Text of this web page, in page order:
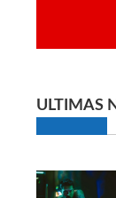
ULTIMAS